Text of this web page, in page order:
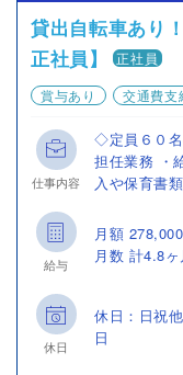
貸出自転車あり
正社員】
正社員
賞与あり
交通費支
仕事内容
◇定員６０
担任業務 ・
入や保育書
給与
月額
月数 計4.8
休日
休日：日祝
日